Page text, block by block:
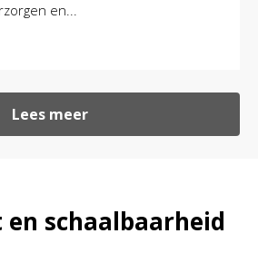
en...
Lees meer
schaalbaarheid